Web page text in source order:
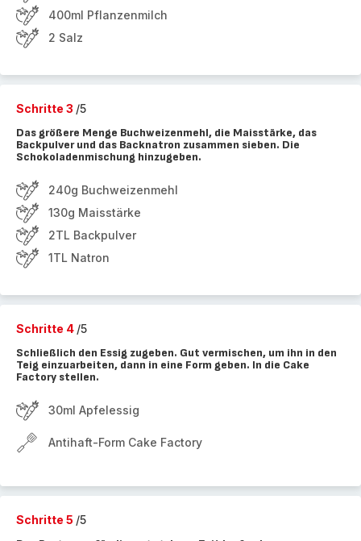
400ml Pflanzenmilch
2 Salz
Schritte 3 /5
Das größere Menge Buchweizenmehl, die Maisstärke, das
Backpulver und das Backnatron zusammen sieben. Die
Schokoladenmischung hinzugeben.
240g Buchweizenmehl
130g Maisstärke
2TL Backpulver
1TL Natron
Schritte 4 /5
Schließlich den Essig zugeben. Gut vermischen, um ihn in den
Teig einzuarbeiten, dann in eine Form geben. In die Cake
Factory stellen.
30ml Apfelessig
Antihaft-Form Cake Factory
Schritte 5 /5